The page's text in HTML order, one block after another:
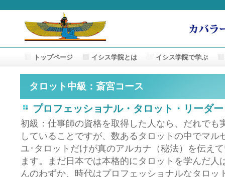
トップページ イシス学院とは イシス学院で学ぶ
タロット中級：斎宮コース
プロフェッショナル・タロット・リーダー
初級：仕事師の資格を取得した人なら、だれでも
していることですが、数あるタロットの中でマル
ユ･タロットだけが真のアルカナ（秘法）を伝え
ます。まだ日本では本格的にタロットを学んだ人
んのわずか、時代はプロフェッショナルなタロッ